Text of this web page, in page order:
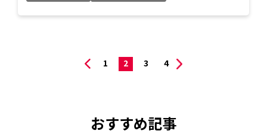
1 2 3 4
おすすめ記事